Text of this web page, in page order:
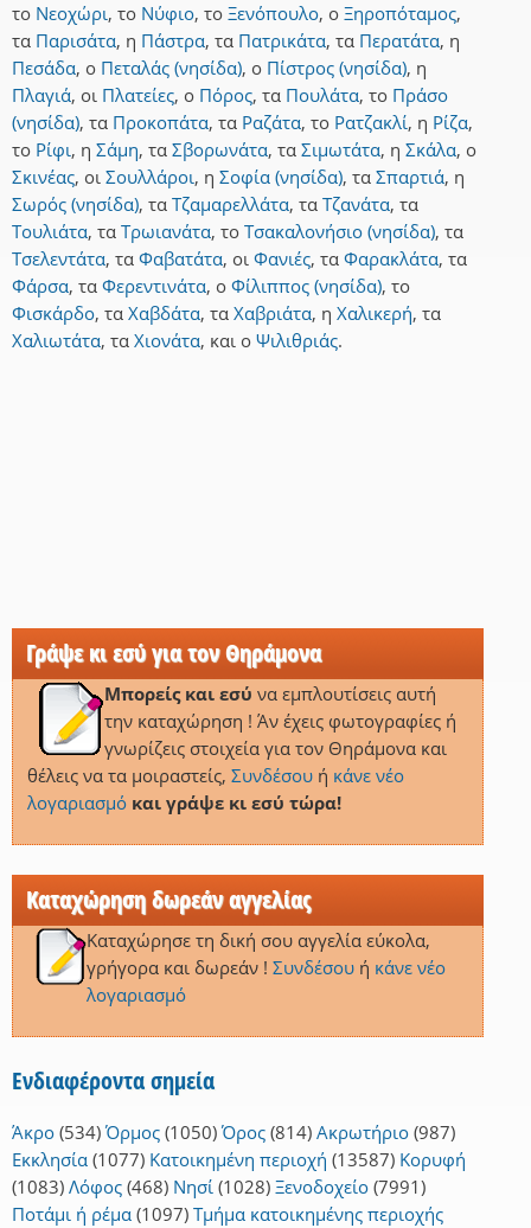
το Νεοχώρι, το Νύφιο, το Ξενόπουλο, ο Ξηροπόταμος,
τα Παρισάτα, η Πάστρα, τα Πατρικάτα, τα Περατάτα, η
Πεσάδα, ο Πεταλάς (νησίδα), ο Πίστρος (νησίδα), η
Πλαγιά, οι Πλατείες, ο Πόρος, τα Πουλάτα, το Πράσο
(νησίδα), τα Προκοπάτα, τα Ραζάτα, το Ρατζακλί, η Ρίζα,
το Ρίφι, η Σάμη, τα Σβορωνάτα, τα Σιμωτάτα, η Σκάλα, ο
Σκινέας, οι Σουλλάροι, η Σοφία (νησίδα), τα Σπαρτιά, η
Σωρός (νησίδα), τα Τζαμαρελλάτα, τα Τζανάτα, τα
Τουλιάτα, τα Τρωιανάτα, το Τσακαλονήσιο (νησίδα), τα
Τσελεντάτα, τα Φαβατάτα, οι Φανιές, τα Φαρακλάτα, τα
Φάρσα, τα Φερεντινάτα, ο Φίλιππος (νησίδα), το
Φισκάρδο, τα Χαβδάτα, τα Χαβριάτα, η Χαλικερή, τα
Χαλιωτάτα, τα Χιονάτα, και ο Ψιλιθριάς.
Γράψε κι εσύ για τον Θηράμονα
Μπορείς και εσύ να εμπλουτίσεις αυτή
την καταχώρηση ! Άν έχεις φωτογραφίες ή
γνωρίζεις στοιχεία για τον Θηράμονα και
θέλεις να τα μοιραστείς, Συνδέσουή κάνε νέο
λογαριασμό και γράψε κι εσύ τώρα!
Καταχώρηση δωρεάν αγγελίας
Καταχώρησε τη δική σου αγγελία εύκολα,
γρήγορα και δωρεάν ! Συνδέσουή κάνε νέο
λογαριασμό
Ενδιαφέροντα σημεία
Άκρο (534) Όρμος (1050) Όρος (814) Ακρωτήριο (987)
Εκκλησία (1077) Κατοικημένη περιοχή (13587) Κορυφή
(1083) Λόφος (468) Νησί (1028) Ξενοδοχείο (7991)
Ποτάμι ή ρέμα (1097) Τμήμα κατοικημένης περιοχής